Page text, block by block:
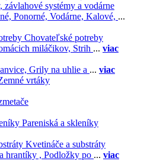
závlahové systémy a vodárne
Ponorné, Vodárne, Kalové, ...
Chovateľské potreby
miláčikov, Strih ... viac
Grily na uhlie a ... viac
vrtáky
Pareniská a skleníky
Kvetináče a substráty
hrantíky , Podložky po ... viac